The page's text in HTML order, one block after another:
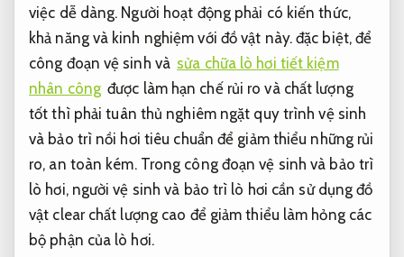
việc dễ dàng. Người hoạt động phải có kiến ​​thức,
khả năng và kinh nghiệm với đồ vật này. đặc biệt, để
công đoạn vệ sinh và sửa chữa lò hơi tiết kiệm
nhân công được làm hạn chế rủi ro và chất lượng
tốt thì phải tuân thủ nghiêm ngặt quy trình vệ sinh
và bảo trì nồi hơi tiêu chuẩn để giảm thiểu những rủi
ro, an toàn kém. Trong công đoạn vệ sinh và bảo trì
lò hơi, người vệ sinh và bảo trì lò hơi cần sử dụng đồ
vật clear chất lượng cao để giảm thiểu làm hỏng các
bộ phận của lò hơi.